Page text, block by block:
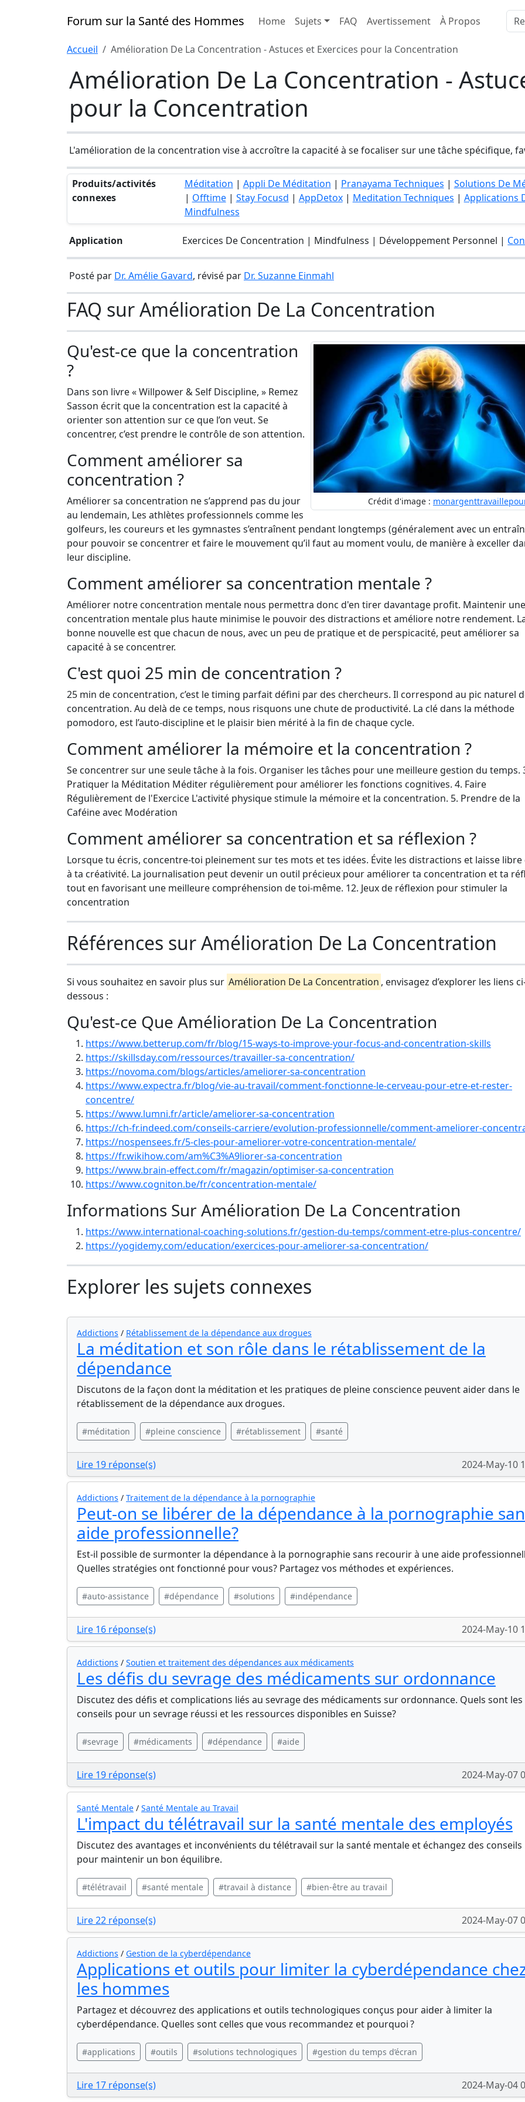
Forum sur la Santé des Hommes Home Sujets FAQ Avertissement À Propos
Accueil Amélioration De La Concentration - Astuces et Exercices pour la Concentration
Amélioration De La Concentration -
pour la Concentration
L'amélioration de la concentration vise à accroître la capacité à se focaliser sur une tâche spécifique,
Produits/activités
connexes
Méditation | Appli De Méditation | Pranayama Techniques | Solutions De
| Offtime| Stay Focusd | AppDetox| Meditation Techniques | Applications
Mindfulness
Application Exercices De Concentration | Mindfulness | Développement Personnel |
Posté par Dr. Amélie Gavard, révisé par Dr. Suzanne Einmahl
FAQ sur Amélioration De La Concentration
Crédit d'image :
Qu'est-ce que la concentration
?
Dans son livre « Willpower & Self Discipline, » Remez
Sasson écrit que la concentration est la capacité à
orienter son attention sur ce que l’on veut. Se
concentrer, c’est prendre le contrôle de son attention.
Comment améliorer sa
concentration ?
Améliorer sa concentration ne s’apprend pas du jour
au lendemain, Les athlètes professionnels comme les
golfeurs, les coureurs et les gymnastes s’entraînent pendant longtemps (généralement avec un
pour pouvoir se concentrer et faire le mouvement qu’il faut au moment voulu, de manière à exceller
leur discipline.
Comment améliorer sa concentration mentale ?
Améliorer notre concentration mentale nous permettra donc d'en tirer davantage profit. Maintenir une
concentration mentale plus haute minimise le pouvoir des distractions et améliore notre rendement.
bonne nouvelle est que chacun de nous, avec un peu de pratique et de perspicacité, peut améliorer sa
capacité à se concentrer.
C'est quoi 25 min de concentration ?
25 min de concentration, c’est le timing parfait défini par des chercheurs. Il correspond au pic naturel
concentration. Au delà de ce temps, nous risquons une chute de productivité. La clé dans la méthode
pomodoro, est l’auto-discipline et le plaisir bien mérité à la fin de chaque cycle.
Comment améliorer la mémoire et la concentration ?
Se concentrer sur une seule tâche à la fois. Organiser les tâches pour une meilleure gestion du temps.
Pratiquer la Méditation Méditer régulièrement pour améliorer les fonctions cognitives. 4. Faire
Régulièrement de l'Exercice L'activité physique stimule la mémoire et la concentration. 5. Prendre de la
Caféine avec Modération
Comment améliorer sa concentration et sa réflexion ?
Lorsque tu écris, concentre-toi pleinement sur tes mots et tes idées. Évite les distractions et laisse libre
à ta créativité. La journalisation peut devenir un outil précieux pour améliorer ta concentration et ta
tout en favorisant une meilleure compréhension de toi-même. 12. Jeux de réflexion pour stimuler la
concentration
Références sur Amélioration De La Concentration
Si vous souhaitez en savoir plus sur Amélioration De La Concentration , envisagez d’explorer les liens
dessous :
Qu'est-ce Que Amélioration De La Concentration
https://www.betterup.com/fr/blog/15-ways-to-improve-your-focus-and-concentration-skills
https://skillsday.com/ressources/travailler-sa-concentration/
https://novoma.com/blogs/articles/ameliorer-sa-concentration
https://www.expectra.fr/blog/vie-au-travail/comment-fonctionne-le-cerveau-pour-etre-et-rester-
concentre/
https://www.lumni.fr/article/ameliorer-sa-concentration
https://ch-fr.indeed.com/conseils-carriere/evolution-professionnelle/comment-ameliorer-
https://nospensees.fr/5-cles-pour-ameliorer-votre-concentration-mentale/
https://fr.wikihow.com/am%C3%A9liorer-sa-concentration
https://www.brain-effect.com/fr/magazin/optimiser-sa-concentration
https://www.cogniton.be/fr/concentration-mentale/
Informations Sur Amélioration De La Concentration
https://www.international-coaching-solutions.fr/gestion-du-temps/comment-etre-plus-concentre/
https://yogidemy.com/education/exercices-pour-ameliorer-sa-concentration/
Explorer les sujets connexes
Addictions / Rétablissement de la dépendance aux drogues
La méditation et son rôle dans le rétablissement de la
dépendance
Discutons de la façon dont la méditation et les pratiques de pleine conscience peuvent aider dans le
rétablissement de la dépendance aux drogues.
#méditation #pleine conscience #rétablissement #santé
Lire 19 réponse(s) 2024-May-10
Addictions / Traitement de la dépendance à la pornographie
Peut-on se libérer de la dépendance à la pornographie
aide professionnelle?
Est-il possible de surmonter la dépendance à la pornographie sans recourir à une aide
Quelles stratégies ont fonctionné pour vous? Partagez vos méthodes et expériences.
#auto-assistance #dépendance #solutions #indépendance
Lire 16 réponse(s) 2024-May-10
Addictions / Soutien et traitement des dépendances aux médicaments
Les défis du sevrage des médicaments sur ordonnance
Discutez des défis et complications liés au sevrage des médicaments sur ordonnance. Quels sont les
conseils pour un sevrage réussi et les ressources disponibles en Suisse?
#sevrage #médicaments #dépendance #aide
Lire 19 réponse(s) 2024-May-07
Santé Mentale / Santé Mentale au Travail
L'impact du télétravail sur la santé mentale des employés
Discutez des avantages et inconvénients du télétravail sur la santé mentale et échangez des conseils
pour maintenir un bon équilibre.
#télétravail #santé mentale #travail à distance #bien-être au travail
Lire 22 réponse(s) 2024-May-07
Addictions / Gestion de la cyberdépendance
Applications et outils pour limiter la cyberdépendance
les hommes
Partagez et découvrez des applications et outils technologiques conçus pour aider à limiter la
cyberdépendance. Quelles sont celles que vous recommandez et pourquoi ?
#applications #outils #solutions technologiques #gestion du temps d’écran
Lire 17 réponse(s) 2024-May-04